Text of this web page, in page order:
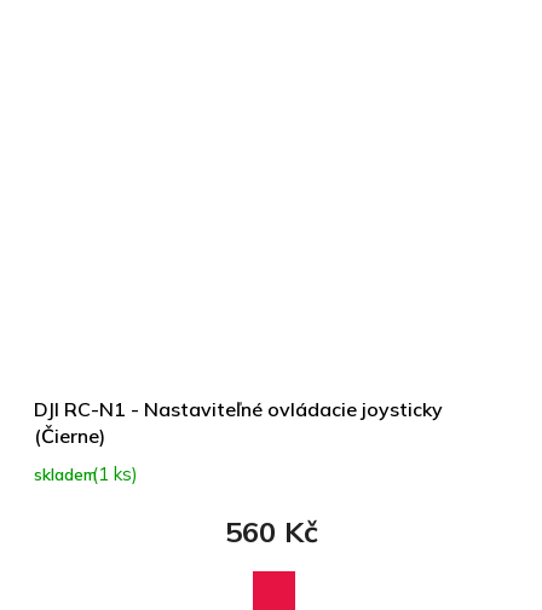
DJI RC-N1 - Nastaviteľné ovládacie joysticky
(Čierne)
skladem(1 ks)
560 Kč